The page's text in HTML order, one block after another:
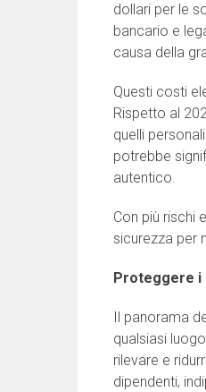
dollari per le
bancario e
causa della
Questi costi
Rispetto al
quelli
potrebbe
autentico.
Con più rischi
sicurezza per
Proteggere i
Il panorama
qualsiasi
rilevare e
dipendenti,